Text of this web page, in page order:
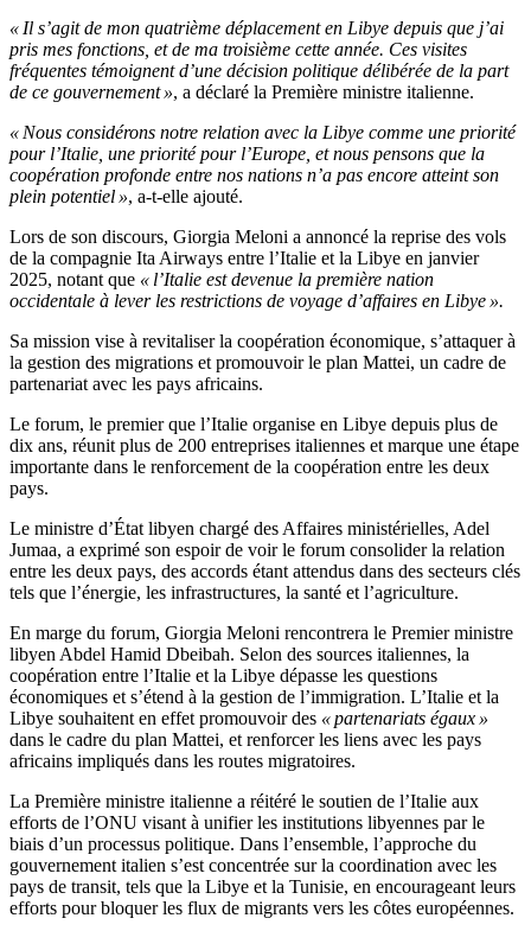
« Il s’agit de mon quatrième déplacement en Libye depuis que j’ai
pris mes fonctions, et de ma troisième cette année. Ces visites
fréquentes témoignent d’une décision politique délibérée de la part
de ce gouvernement », a déclaré la Première ministre italienne.
« Nous considérons notre relation avec la Libye comme une priorité
pour l’Italie, une priorité pour l’Europe, et nous pensons que la
coopération profonde entre nos nations n’a pas encore atteint son
plein potentiel », a-t-elle ajouté.
Lors de son discours, Giorgia Meloni a annoncé la reprise des vols
de la compagnie Ita Airways entre l’Italie et la Libye en janvier
2025, notant que « l’Italie est devenue la première nation
occidentale à lever les restrictions de voyage d’affaires en Libye ».
Sa mission vise à revitaliser la coopération économique, s’attaquer à
la gestion des migrations et promouvoir le plan Mattei, un cadre de
partenariat avec les pays africains.
Le forum, le premier que l’Italie organise en Libye depuis plus de
dix ans, réunit plus de 200 entreprises italiennes et marque une étape
importante dans le renforcement de la coopération entre les deux
pays.
Le ministre d’État libyen chargé des Affaires ministérielles, Adel
Jumaa, a exprimé son espoir de voir le forum consolider la relation
entre les deux pays, des accords étant attendus dans des secteurs clés
tels que l’énergie, les infrastructures, la santé et l’agriculture.
En marge du forum, Giorgia Meloni rencontrera le Premier ministre
libyen Abdel Hamid Dbeibah. Selon des sources italiennes, la
coopération entre l’Italie et la Libye dépasse les questions
économiques et s’étend à la gestion de l’immigration. L’Italie et la
Libye souhaitent en effet promouvoir des « partenariats égaux »
dans le cadre du plan Mattei, et renforcer les liens avec les pays
africains impliqués dans les routes migratoires.
La Première ministre italienne a réitéré le soutien de l’Italie aux
efforts de l’ONU visant à unifier les institutions libyennes par le
biais d’un processus politique. Dans l’ensemble, l’approche du
gouvernement italien s’est concentrée sur la coordination avec les
pays de transit, tels que la Libye et la Tunisie, en encourageant leurs
efforts pour bloquer les flux de migrants vers les côtes européennes.